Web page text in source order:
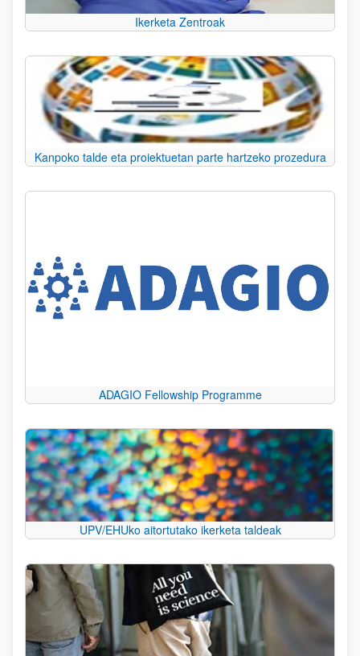
Ikerketa Zentroak
Kanpoko talde eta proiektuetan parte hartzeko prozedura
ADAGIO Fellowship Programme
UPV/EHUko aitortutako ikerketa taldeak